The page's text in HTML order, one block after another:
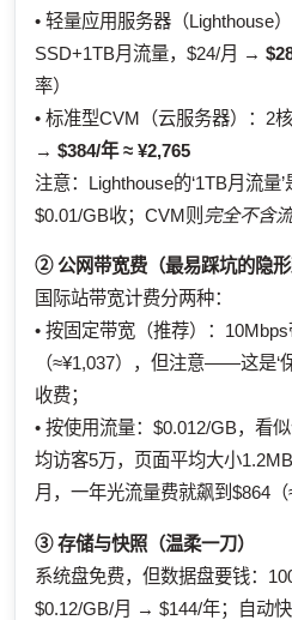
• 轻量应用服务器（Lighthouse
SSD+1TB月流量，$24/月 →
率）
• 标准型CVM（云服务器）：2
→ $384/年 ≈ ¥2,765
注意：Lighthouse的‘1TB月流量’
$0.01/GB收；CVM则 完全不含
② 公网带宽费（最易踩坑的隐形
国际站带宽计费分两种：
• 按固定带宽（推荐）：
（≈¥1,037），但注意——这是‘
收费；
• 按使用流量：$0.012/GB，看
均访客5万，页面平均大小
月，一年光流量费就飙到$864（
③ 存储与快照（温柔一刀）
系统盘免费，但数据盘要钱：
$0.12/GB/月 → $144/年；自动快